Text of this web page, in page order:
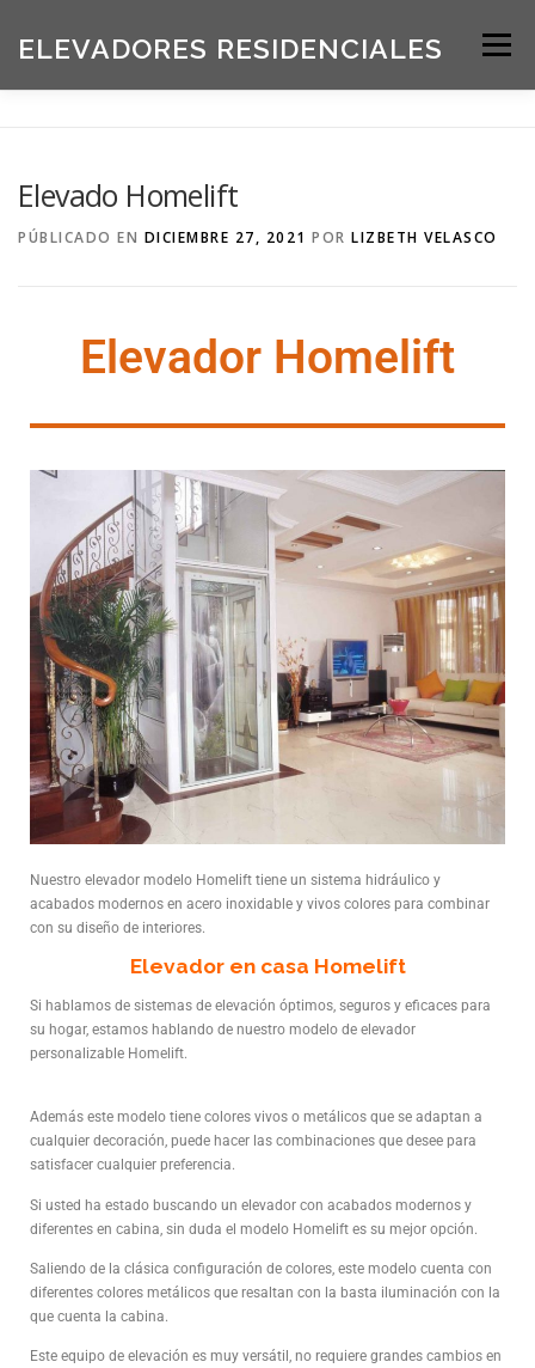
ELEVADORES RESIDENCIALES Menú
Elevado Homelift
PÚBLICADO EN DICIEMBRE 27, 2021 POR LIZBETH VELASCO
Elevador Homelift
Nuestro elevador modelo Homelift tiene un sistema hidráulico y
acabados modernos en acero inoxidable y vivos colores para combinar
con su diseño de interiores.
Elevador en casa Homelift
Si hablamos de sistemas de elevación óptimos, seguros y eficaces para
su hogar, estamos hablando de nuestro modelo de elevador
personalizable Homelift.
Además este modelo tiene colores vivos o metálicos que se adaptan a
cualquier decoración, puede hacer las combinaciones que desee para
satisfacer cualquier preferencia.
Si usted ha estado buscando un elevador con acabados modernos y
diferentes en cabina, sin duda el modelo Homelift es su mejor opción.
Saliendo de la clásica configuración de colores, este modelo cuenta con
diferentes colores metálicos que resaltan con la basta iluminación con la
que cuenta la cabina.
Este equipo de elevación es muy versátil, no requiere grandes cambios en